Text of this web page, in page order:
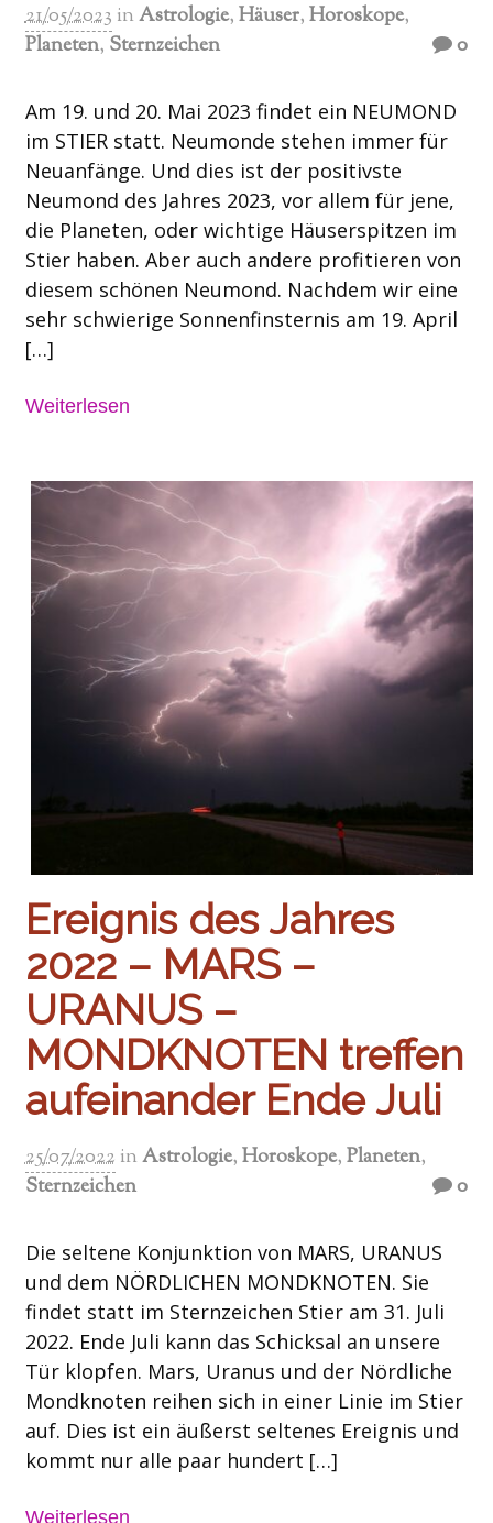
21/05/2023 inAstrologie,Häuser,Horoskope,
Planeten, Sternzeichen 0
Am 19. und 20. Mai 2023 findet ein NEUMOND
im STIER statt. Neumonde stehen immer für
Neuanfänge. Und dies ist der positivste
Neumond des Jahres 2023, vor allem für jene,
die Planeten, oder wichtige Häuserspitzen im
Stier haben. Aber auch andere profitieren von
diesem schönen Neumond. Nachdem wir eine
sehr schwierige Sonnenfinsternis am 19. April
[…]
Weiterlesen
Ereignis des Jahres
2022 – MARS –
URANUS –
MONDKNOTEN treffen
aufeinander Ende Juli
25/07/2022 inAstrologie,Horoskope,Planeten,
Sternzeichen
0
Die seltene Konjunktion von MARS, URANUS
und dem NÖRDLICHEN MONDKNOTEN. Sie
findet statt im Sternzeichen Stier am 31. Juli
2022. Ende Juli kann das Schicksal an unsere
Tür klopfen. Mars, Uranus und der Nördliche
Mondknoten reihen sich in einer Linie im Stier
auf. Dies ist ein äußerst seltenes Ereignis und
kommt nur alle paar hundert […]
Weiterlesen